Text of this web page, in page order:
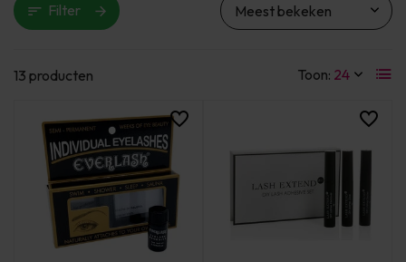
Filter
13 producten Toon: